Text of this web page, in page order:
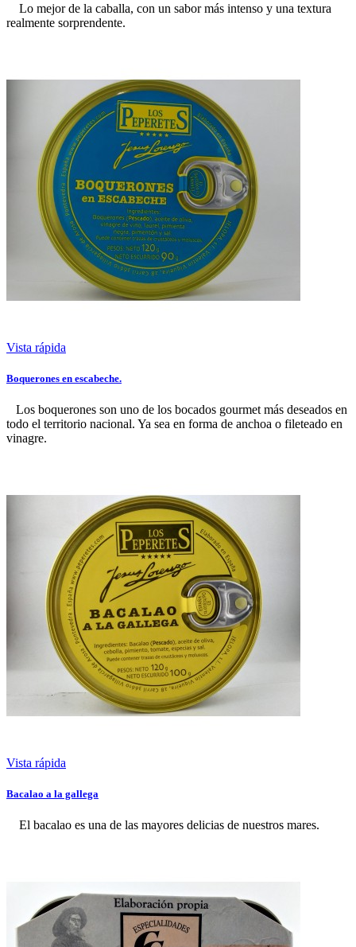
Lo mejor de la caballa, con un sabor más intenso y una textura
realmente sorprendente.
Vista rápida
Boquerones en escabeche.
Los boquerones son uno de los bocados gourmet más deseados en
todo el territorio nacional. Ya sea en forma de anchoa o fileteado en
vinagre.
Vista rápida
Bacalao a la gallega
El bacalao es una de las mayores delicias de nuestros mares.